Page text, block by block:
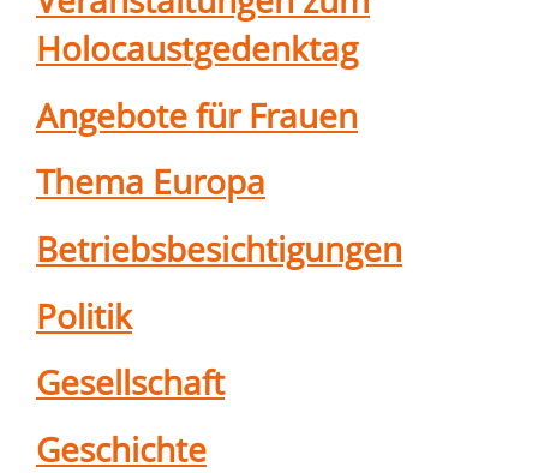
Holocaustgedenktag
Angebote für Frauen
Thema Europa
Betriebsbesichtigungen
Politik
Gesellschaft
Geschichte